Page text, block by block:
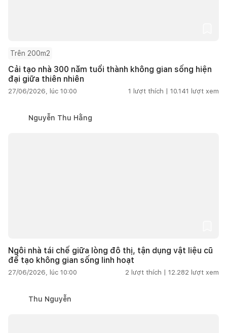
Trên 200m2
Cải tạo nhà 300 năm tuổi thành không gian sống hiện
đại giữa thiên nhiên
27/06/2026, lúc 10:00 1 lượt thích | 10.141 lượt xem
Nguyễn Thu Hằng
Ngôi nhà tái chế giữa lòng đô thị, tận dụng vật liệu cũ
để tạo không gian sống linh hoạt
27/06/2026, lúc 10:00 2 lượt thích | 12.282 lượt xem
Thu Nguyễn